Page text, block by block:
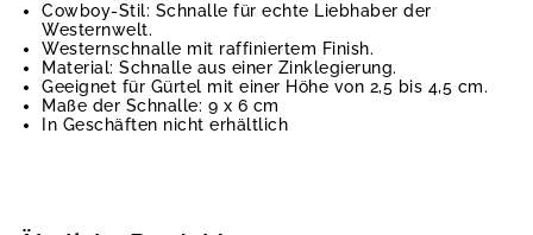
Cowboy-Stil: Schnalle für echte Liebhaber der
Westernwelt.
Westernschnalle mit raffiniertem Finish.
Material: Schnalle aus einer Zinklegierung.
Geeignet für Gürtel mit einer Höhe von 2,5 bis 4,5 cm.
Maße der Schnalle: 9 x 6 cm
In Geschäften nicht erhältlich